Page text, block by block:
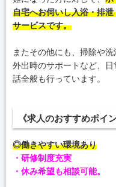
自宅へお伺いし入浴・排
サービスです。
またその他にも、掃除や
外出時のサポートなど、
話全般も行っています。
《求人のおすすめポイ
◎働きやすい環境あり
・研修制度充実
・休み希望も相談可能。